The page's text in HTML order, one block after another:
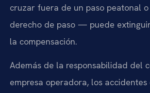
cruzar fuera de un paso peatonal
derecho de paso — puede
la compensación.
Además de la responsabilidad del
empresa operadora, los